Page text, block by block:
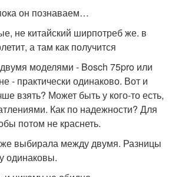
он познаваем…
не китайский ширпотреб же. в
а там как получится
моделями - Bosch 75pro или
- практически одинаково. Вот и
взять? Может быть у кого-то есть,
Как по надежности? Для
потом не краснеть.
выбирала между двумя. Разницы
одинаковы.